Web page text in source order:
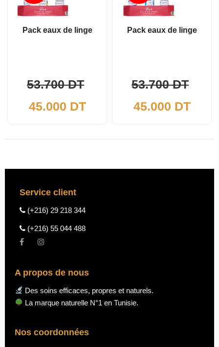
Pack eaux de linge
53.700DT
53.700 DT.
45.000 DTLe
est :
Pack eaux de linge
53.700DT
45.000 DTLe
est :
Service client
(+216) 29 218 344
(+216) 55 044 488
A propos de nous
Des soins efficaces, propres et naturels.
La marque naturelle N°1 en Tunisie.
Nos coordonnées